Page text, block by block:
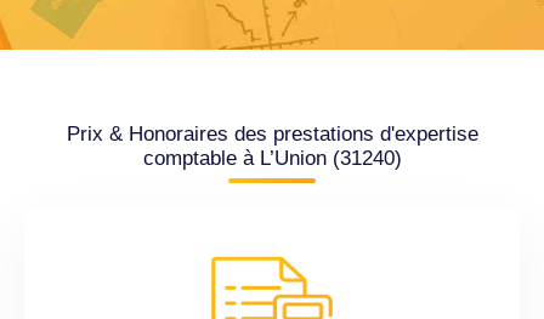
Prix & Honoraires des prestations d'expertise
comptable à L’Union (31240)